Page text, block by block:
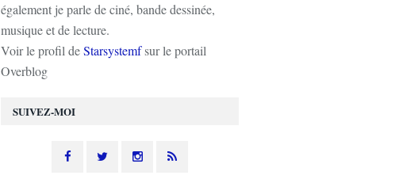
SUIVEZ-MOI
également je parle de ciné, bande dessinée,
musique et de lecture.
Voir le profil deStarsystemfsur le portail
Overblog